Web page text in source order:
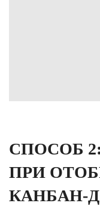
СПОСОБ
ПРИ
КАНБАН-